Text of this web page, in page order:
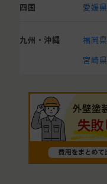
四国 愛媛県
九州・沖縄 福岡県
宮崎県